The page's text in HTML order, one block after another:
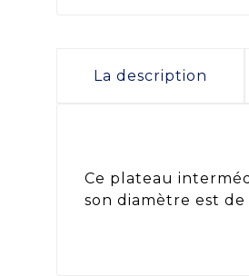
La description
Ce plateau
son diamètre est de